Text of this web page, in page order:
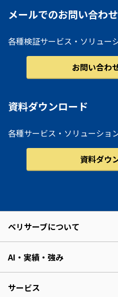
メールでのお問い合わせ
各種検証サービス・ソリュー
お問い合わ
資料ダウンロード
各種サービス・ソリューショ
資料ダウ
ベリサーブについて
AI・実績・強み
サービス